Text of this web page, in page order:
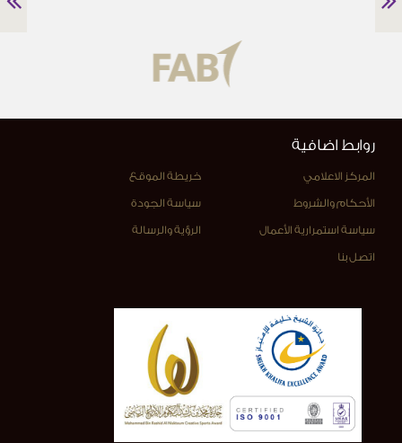
روابط اضافية
المركز الاعلامي خريطة الموقع
الأحكام والشروط سياسة الجودة
سياسة استمرارية الأعمال الرؤية والرسالة
اتصل بنا